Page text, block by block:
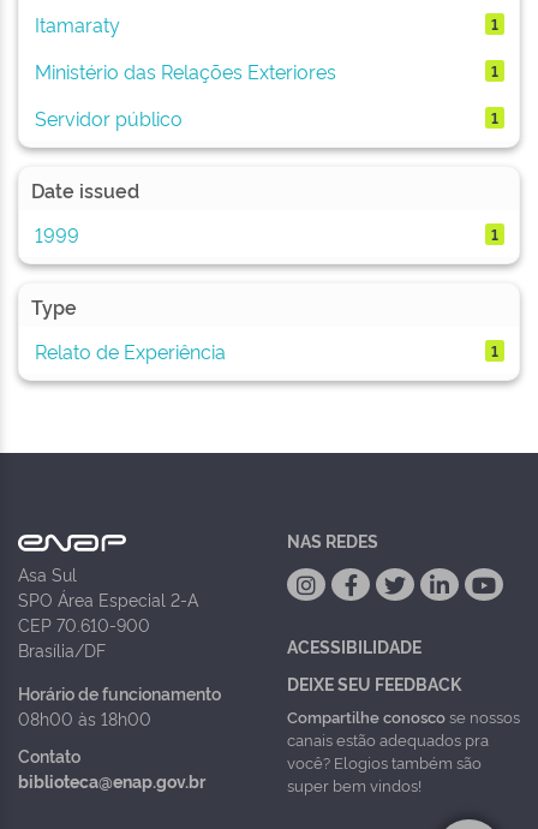
Itamaraty 1
Ministério das Relações Exteriores 1
Servidor público 1
Date issued
1999
1
Type
Relato de Experiência
1
Asa Sul
SPO Área Especial 2-A
CEP 70.610-900
Brasília/DF
Horário de funcionamento
08h00 às 18h00
Contato
biblioteca@enap.gov.br
NAS REDES
ACESSIBILIDADE
DEIXE SEU FEEDBACK
Compartilhe conoscose nossos
canais estão adequados pra
você? Elogios também são
super bem vindos!